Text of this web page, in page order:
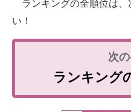
ランキングの全順位は、
い！
ランキング